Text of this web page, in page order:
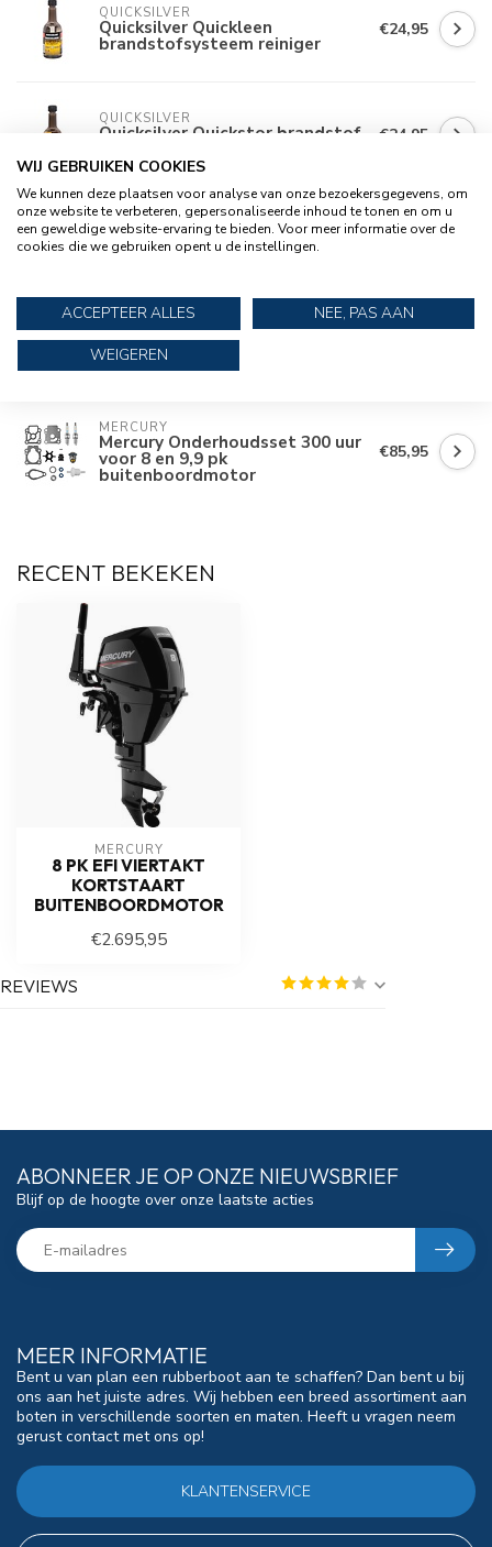
QUICKSILVER
Quicksilver Quickleen
brandstofsysteem reiniger
€24,95
QUICKSILVER
Quicksilver Quickstor brandstof €24,95
QUICKSILVER
Quicksilver Buitenboordmotor
olie 1000 ml 4-takt SAE 10W-30
€22,95
QUICKSILVER
Quicksilver Service kit voor 8 en
9,9 pk buitenboordmotor
MERCURY
Mercury Onderhoudsset 300 uur
voor 8 en 9,9 pk
buitenboordmotor
€85,95
RECENT BEKEKEN
MERCURY
8 PK EFI VIERTAKT
KORTSTAART
BUITENBOORDMOTOR
€2.695,95
REVIEWS
MEER INFORMATIE
Bent u van plan een rubberboot aan te schaffen? Dan bent u bij
ons aan het juiste adres. Wij hebben een breed assortiment aan
boten in verschillende soorten en maten. Heeft u vragen neem
gerust contact met ons op!
KLANTENSERVICE
ABONNEER JE OP ONZE NIEUWSBRIEF
Blijf op de hoogte over onze laatste acties
WIJ GEBRUIKEN COOKIES
We kunnen deze plaatsen voor analyse van onze bezoekersgegevens, om
onze website te verbeteren, gepersonaliseerde inhoud te tonen en om u
een geweldige website-ervaring te bieden. Voor meer informatie over de
cookies die we gebruiken opent u de instellingen.
ACCEPTEER ALLES
NEE, PAS AAN
WEIGEREN